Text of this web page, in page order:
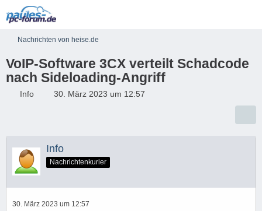
Nachrichten von heise.de
VoIP-Software 3CX verteilt Schadcode
nach Sideloading-Angriff
Info 30. März 2023 um 12:57
Info
Nachrichtenkurier
30. März 2023 um 12:57